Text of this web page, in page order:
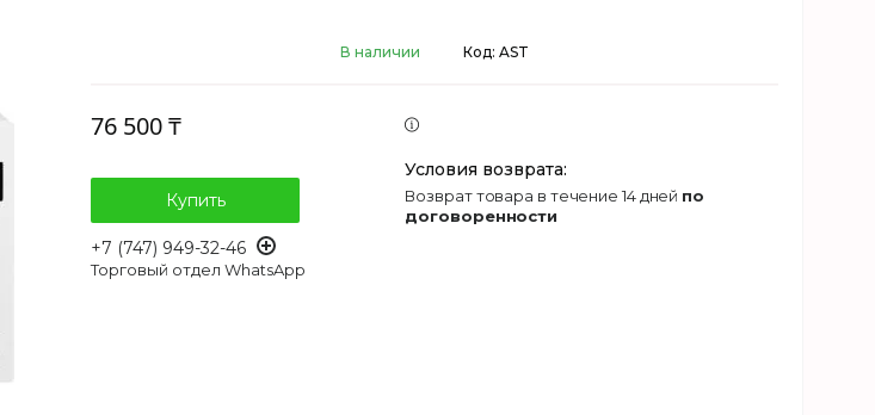
В наличии Код: AST
76 500 ₸
Купить
+7 (747) 949-32-46
Торговый отдел WhatsApp
возврат товара в течение 14 дней по
договоренности